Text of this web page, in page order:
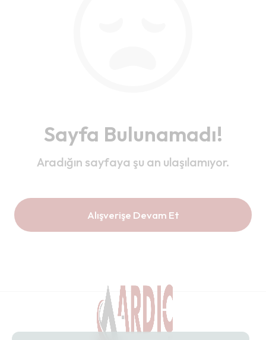
Sayfa Bulunamadı!
Aradığın sayfaya şu an ulaşılamıyor.
Alışverişe Devam Et